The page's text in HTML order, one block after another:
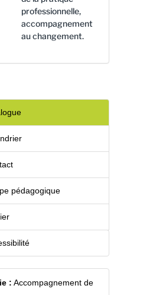
professionnelle,
accompagnement
au changement.
pédagogique
: Accompagnement de